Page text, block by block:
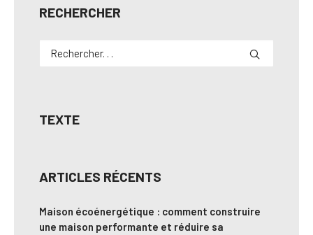
RECHERCHER
TEXTE
ARTICLES RÉCENTS
Maison écoénergétique : comment construire
une maison performante et réduire sa